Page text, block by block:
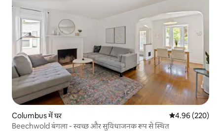
Columbus में घर औसत रेटिंग 5 में से
4.96 (220)
Beechwold बंगला - स्वच्छ और सुविधाजनक रूप से स्थित